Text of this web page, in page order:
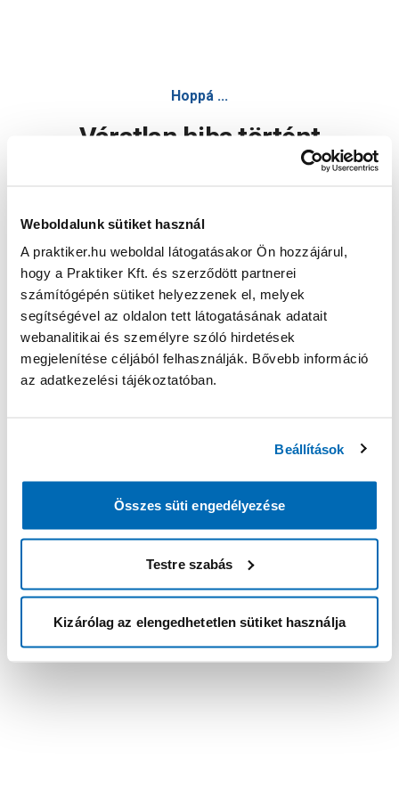
Weboldalunk sütiket használ
A praktiker.hu weboldal látogatásakor Ön hozzájárul,
hogy a Praktiker Kft. és szerződött partnerei
számítógépén sütiket helyezzenek el, melyek
segítségével az oldalon tett látogatásának adatait
webanalitikai és személyre szóló hirdetések
megjelenítése céljából felhasználják. Bővebb információ
az adatkezelési tájékoztatóban.
Beállítások
Összes süti engedélyezése
Testre szabás
Kizárólag az elengedhetetlen sütiket használja
Hoppá ...
Váratlan hiba történt
Oldal újratöltése